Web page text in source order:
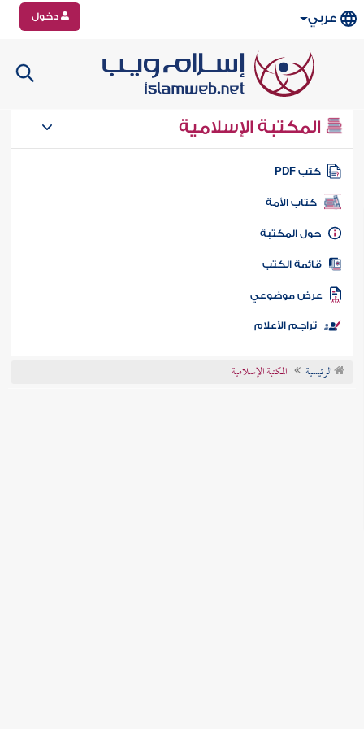
عربي دخول
المكتبة الإسلامية
كتب PDF
كتاب الأمة
المكتبة
الكتب
موضوعي
تراجم الأعلام
الرئيسية المكتبة الإسلامية